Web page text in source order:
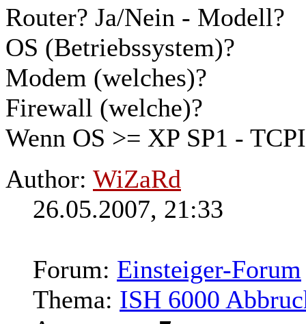
Router? Ja/Nein - Modell?
OS (Betriebssystem)?
Modem (welches)?
Firewall (welche)?
Wenn OS >= XP SP1 -
Author: WiZaRd
26.05.2007, 21:33
Forum: Einsteiger-Forum
Thema: ISH 6000